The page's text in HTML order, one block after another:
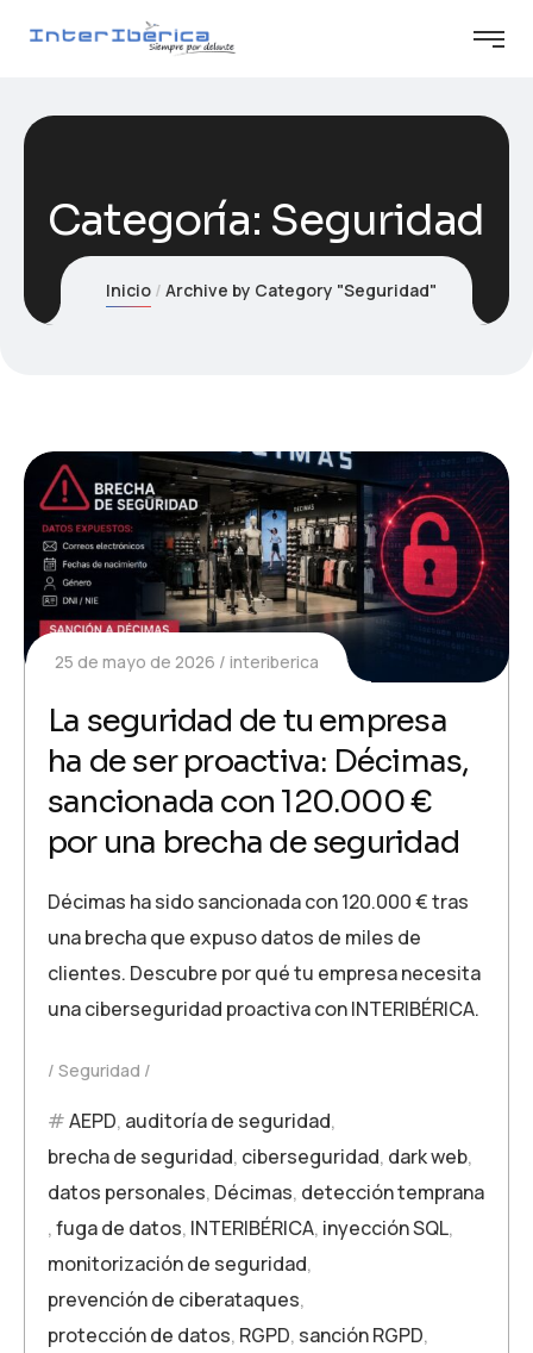
Categoría: Seguridad
Inicio Archive by Category "Seguridad"
25 de mayo de 2026 interiberica
La seguridad de tu empresa
ha de ser proactiva: Décimas,
sancionada con 120.000 €
por una brecha de seguridad
Décimas ha sido sancionada con 120.000 € tras
una brecha que expuso datos de miles de
clientes. Descubre por qué tu empresa necesita
una ciberseguridad proactiva con INTERIBÉRICA.
Seguridad
AEPD, auditoría de seguridad,
brecha de seguridad, ciberseguridad, dark web,
datos personales, Décimas, detección temprana
,fuga de datos, INTERIBÉRICA, inyección SQL,
monitorización de seguridad,
prevención de ciberataques,
protección de datos, RGPD, sanción RGPD,